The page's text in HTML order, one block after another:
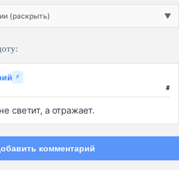
(раскрыть) ▼
⚡
#
светит, а отражает.
комментарий